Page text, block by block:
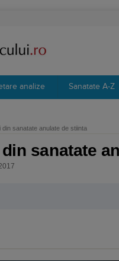
analize Sanatate A-Z
din sanatate anulate de stiinta
sanatate